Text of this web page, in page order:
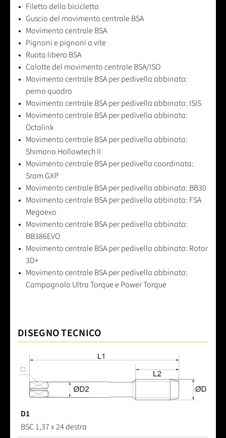
Filetto della bicicletta
Guscio del movimento centrale BSA
Movimento centrale BSA
Pignoni e pignoni a vite
Ruota libera BSA
Calotte del movimento centrale BSA/ISO
Movimento centrale BSA per pedivella abbinata:
perno quadro
Movimento centrale BSA per pedivella abbinata: ISIS
Movimento centrale BSA per pedivella abbinata:
Octalink
Movimento centrale BSA per pedivella abbinata:
Shimano Hollowtech II
Movimento centrale BSA per pedivella coordinata:
Sram GXP
Movimento centrale BSA per pedivella abbinata: BB30
Movimento centrale BSA per pedivella abbinata: FSA
Megaexo
Movimento centrale BSA per pedivella abbinata:
BB386EVO
Movimento centrale BSA per pedivella abbinata: Rotor
3D+
Movimento centrale BSA per pedivella abbinata:
Campagnolo Ultra Torque e Power Torque
DISEGNO TECNICO
D1
BSC 1,37 x 24 destra